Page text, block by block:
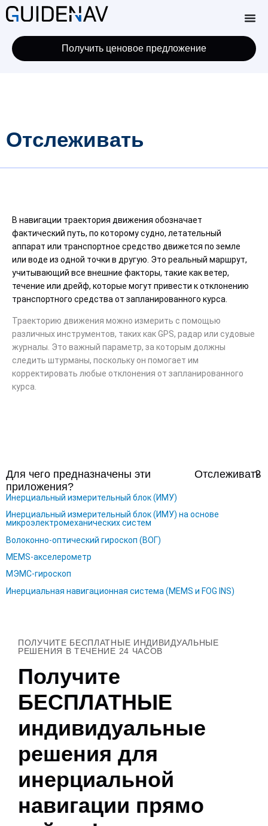
Получить ценовое предложение
Отслеживать
В навигации траектория движения обозначает
фактический путь, по которому судно, летательный
аппарат или транспортное средство движется по земле
или воде из одной точки в другую. Это реальный маршрут,
учитывающий все внешние факторы, такие как ветер,
течение или дрейф, которые могут привести к отклонению
транспортного средства от запланированного курса.
Траекторию движения можно измерить с помощью
различных инструментов, таких как GPS, радар или судовые
журналы. Это важный параметр, за которым должны
следить штурманы, поскольку он помогает им
корректировать любые отклонения от запланированного
курса.
Для чего предназначены эти
приложения?
Отслеживать
？
Инерциальный измерительный блок (ИМУ)
Инерциальный измерительный блок (ИМУ) на основе
микроэлектромеханических систем
Волоконно-оптический гироскоп (ВОГ)
MEMS-акселерометр
МЭМС-гироскоп
Инерциальная навигационная система (MEMS и FOG INS)
ПОЛУЧИТЕ БЕСПЛАТНЫЕ ИНДИВИДУАЛЬНЫЕ
РЕШЕНИЯ В ТЕЧЕНИЕ 24 ЧАСОВ
Получите
БЕСПЛАТНЫЕ
индивидуальные
решения для
инерциальной
навигации прямо